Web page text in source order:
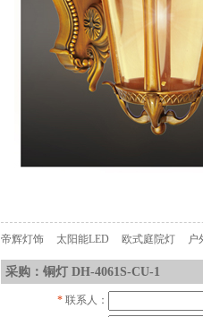
帝辉灯饰 太阳能LED 欧式庭院灯 户
采购：铜灯 DH-4061S-CU-1
* 联系人：